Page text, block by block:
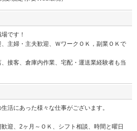
です！
主婦・主夫歓迎、ＷワークＯＫ，副業ＯＫで
接客、倉庫内作業、宅配・運送業経験者も当
活にあった様々な仕事がございます。
迎、2ヶ月～ＯＫ、シフト相談、時間と曜日